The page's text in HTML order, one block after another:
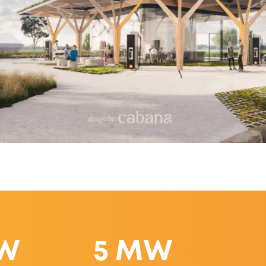
5 MW